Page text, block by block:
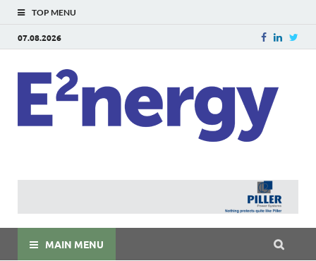
TOP MENU
07.08.2026
MAIN MENU